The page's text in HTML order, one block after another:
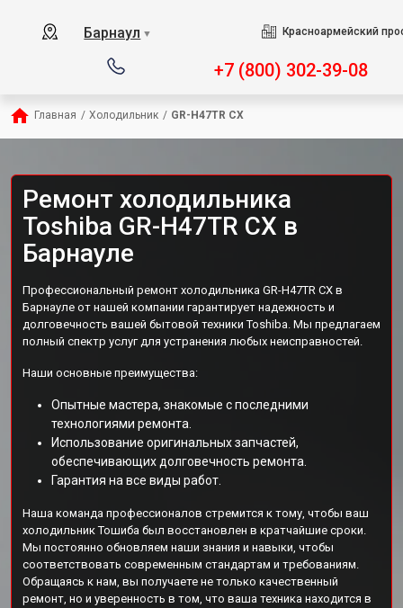
Барнаул ▼ Красноармейский
+7 (800) 302-39-08
Главная / Холодильник / GR-H47TR CX
Ремонт холодильника
Toshiba GR-H47TR CX в
Барнауле
Профессиональный ремонт холодильника GR-H47TR CX в
Барнауле от нашей компании гарантирует надежность и
долговечность вашей бытовой техники Toshiba. Мы предлагаем
полный спектр услуг для устранения любых неисправностей.
Наши основные преимущества:
Опытные мастера, знакомые с последними
технологиями ремонта.
Использование оригинальных запчастей,
обеспечивающих долговечность ремонта.
Гарантия на все виды работ.
Наша команда профессионалов стремится к тому, чтобы ваш
холодильник Тошиба был восстановлен в кратчайшие сроки.
Мы постоянно обновляем наши знания и навыки, чтобы
соответствовать современным стандартам и требованиям.
Обращаясь к нам, вы получаете не только качественный
ремонт, но и уверенность в том, что ваша техника находится в